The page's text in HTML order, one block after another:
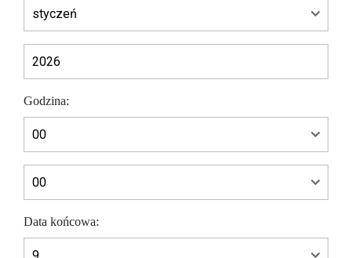
Godzina:
Data końcowa: